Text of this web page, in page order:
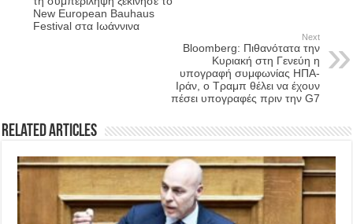
New European Bauhaus
Festival στα Ιωάννινα
Next
Bloomberg: Πιθανότατα την
Κυριακή στη Γενεύη η
υπογραφή συμφωνίας ΗΠΑ-
Ιράν, ο Τραμπ θέλει να έχουν
πέσει υπογραφές πριν την G7
Related Articles